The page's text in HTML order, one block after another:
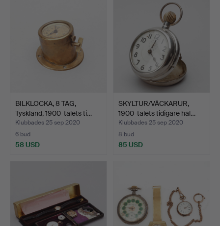
BILKLOCKA, 8 TAG,
Tyskland, 1900-talets ti…
Klubbades 25 sep 2020
6 bud
58 USD
SKYLTUR/VÄCKARUR,
1900-talets tidigare häl…
Klubbades 25 sep 2020
8 bud
85 USD